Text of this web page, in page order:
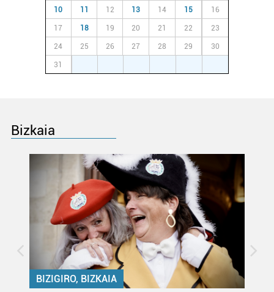
10 11 12 13 14 15 16
17 18 19 20 21 22 23
24 25 26 27 28 29 30
31
Bizkaia
BIZIGIRO, BIZKAIA